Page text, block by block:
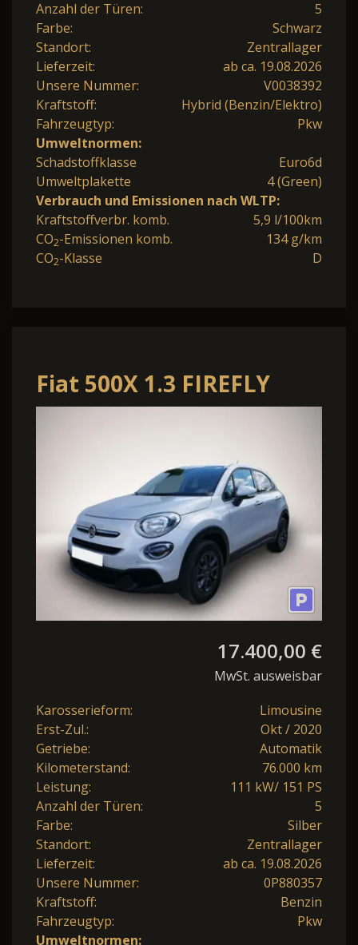
Anzahl der Türen:
5
Farbe:
Schwarz
Standort:
Zentrallager
Lieferzeit:
ab ca. 19.08.2026
Unsere Nummer:
V0038392
Kraftstoff:
Hybrid (Benzin/Elektro)
Fahrzeugtyp:
Pkw
Umweltnormen:
Schadstoffklasse
Euro6d
Umweltplakette
4 (Green)
Verbrauch und Emissionen nach WLTP:
Kraftstoffverbr. komb.
5,9 l/100km
CO2-Emissionen komb.
134 g/km
CO2-Klasse D
Fiat 500X 1.3 FIREFLY
TURBO 4x2
17.400,00 €
MwSt. ausweisbar
Karosserieform:
Limousine
Erst-Zul.:
Okt / 2020
Getriebe:
Automatik
Kilometerstand:
76.000 km
Leistung:
111 kW/ 151 PS
Anzahl der Türen:
5
Farbe:
Silber
Standort:
Zentrallager
Lieferzeit:
ab ca. 19.08.2026
Unsere Nummer:
0P880357
Kraftstoff:
Benzin
Fahrzeugtyp:
Pkw
Umweltnormen: